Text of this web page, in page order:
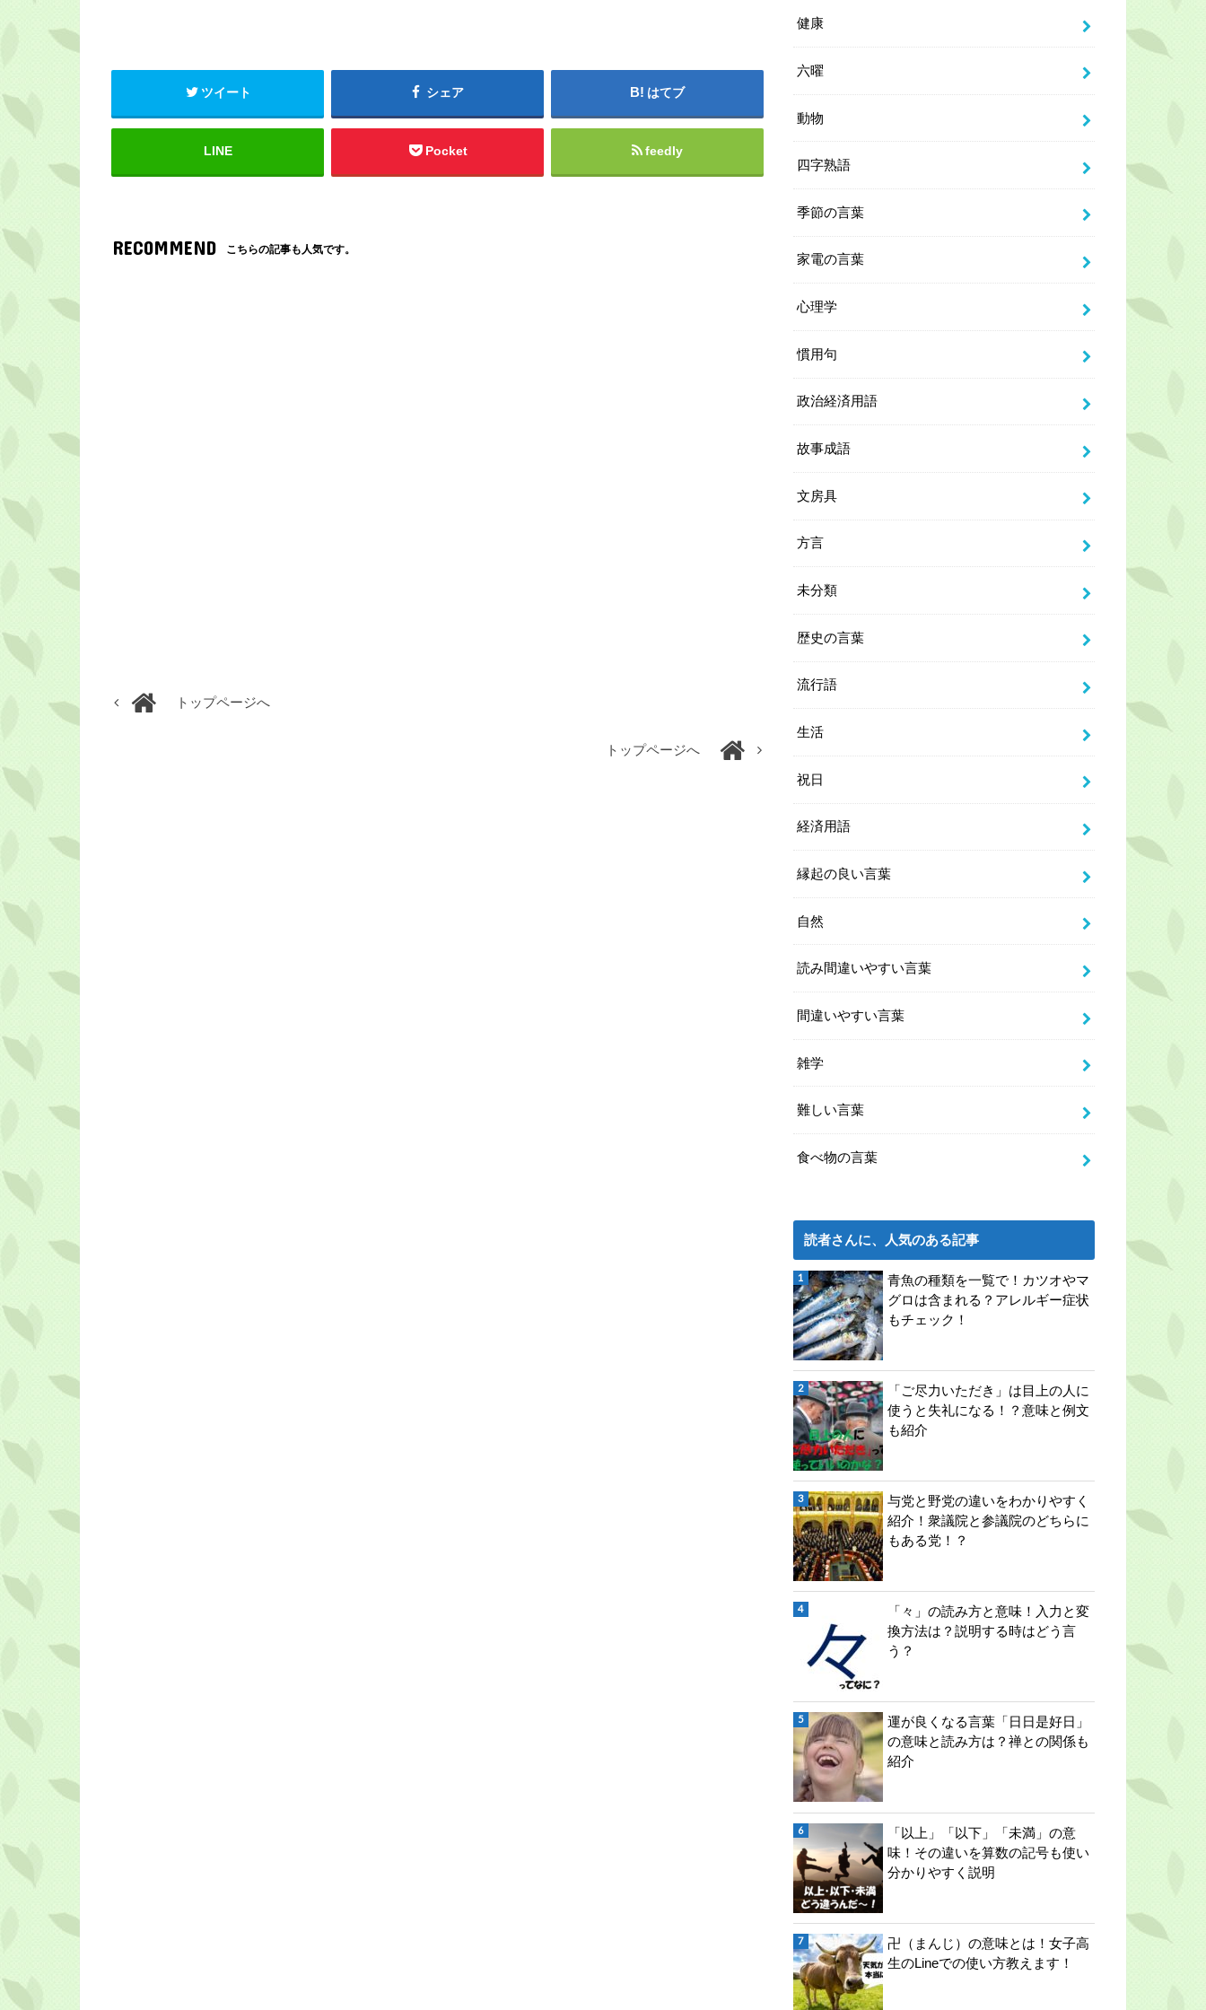
ツイート シェア はてブ
LINE Pocket feedly
RECOMMEND こちらの記事も人気です。
トップページへ
トップページへ
健康
六曜
動物
四字熟語
季節の言葉
家電の言葉
心理学
慣用句
政治経済用語
故事成語
文房具
方言
未分類
歴史の言葉
流行語
生活
祝日
経済用語
縁起の良い言葉
自然
読み間違いやすい言葉
間違いやすい言葉
雑学
難しい言葉
食べ物の言葉
読者さんに、人気のある記事
青魚の種類を一覧で！カツオやマ
グロは含まれる？アレルギー症状
もチェック！
「ご尽力いただき」は目上の人に
使うと失礼になる！？意味と例文
も紹介
与党と野党の違いをわかりやすく
紹介！衆議院と参議院のどちらに
もある党！？
「々」の読み方と意味！入力と変
換方法は？説明する時はどう言
う？
運が良くなる言葉「日日是好日」
の意味と読み方は？禅との関係も
紹介
「以上」「以下」「未満」の意
味！その違いを算数の記号も使い
分かりやすく説明
卍（まんじ）の意味とは！女子高
生のLineでの使い方教えます！